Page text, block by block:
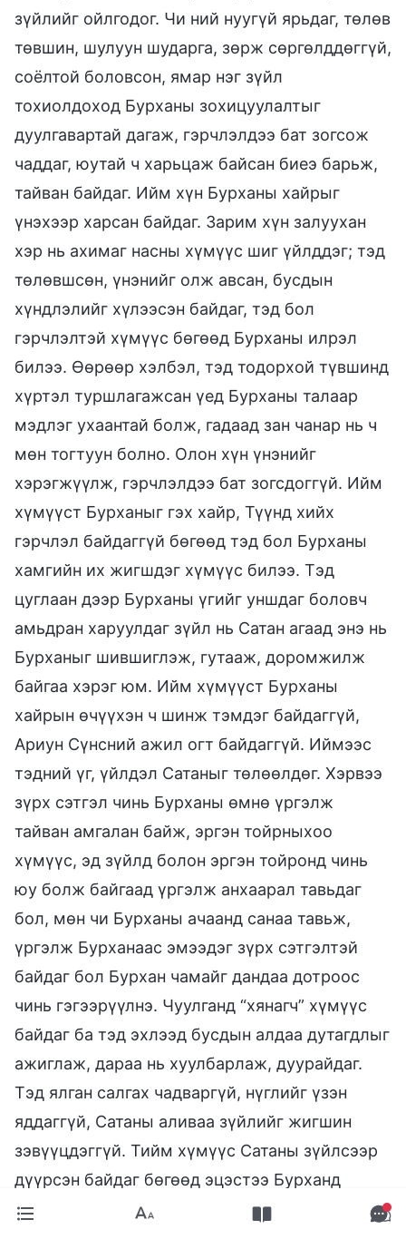
зүйлийг ойлгодог. Чи ний нуугүй ярьдаг, төлөв
төвшин, шулуун шударга, зөрж сөргөлддөггүй,
соёлтой боловсон, ямар нэг зүйл
тохиолдоход Бурханы зохицуулалтыг
дуулгавартай дагаж, гэрчлэлдээ бат зогсож
чаддаг, юутай ч харьцаж байсан биеэ барьж,
тайван байдаг. Ийм хүн Бурханы хайрыг
үнэхээр харсан байдаг. Зарим хүн залуухан
хэр нь ахимаг насны хүмүүс шиг үйлддэг; тэд
төлөвшсөн, үнэнийг олж авсан, бусдын
хүндлэлийг хүлээсэн байдаг, тэд бол
гэрчлэлтэй хүмүүс бөгөөд Бурханы илрэл
билээ. Өөрөөр хэлбэл, тэд тодорхой түвшинд
хүртэл туршлагажсан үед Бурханы талаар
мэдлэг ухаантай болж, гадаад зан чанар нь ч
мөн тогтуун болно. Олон хүн үнэнийг
хэрэгжүүлж, гэрчлэлдээ бат зогсдоггүй. Ийм
хүмүүст Бурханыг гэх хайр, Түүнд хийх
гэрчлэл байдаггүй бөгөөд тэд бол Бурханы
хамгийн их жигшдэг хүмүүс билээ. Тэд
цуглаан дээр Бурханы үгийг уншдаг боловч
амьдран харуулдаг зүйл нь Сатан агаад энэ нь
Бурханыг шившиглэж, гутааж, доромжилж
байгаа хэрэг юм. Ийм хүмүүст Бурханы
хайрын өчүүхэн ч шинж тэмдэг байдаггүй,
Ариун Сүнсний ажил огт байдаггүй. Иймээс
тэдний үг, үйлдэл Сатаныг төлөөлдөг. Хэрвээ
зүрх сэтгэл чинь Бурханы өмнө үргэлж
тайван амгалан байж, эргэн тойрныхоо
хүмүүс, эд зүйлд болон эргэн тойронд чинь
юу болж байгаад үргэлж анхаарал тавьдаг
бол, мөн чи Бурханы ачаанд санаа тавьж,
үргэлж Бурханаас эмээдэг зүрх сэтгэлтэй
байдаг бол Бурхан чамайг дандаа дотроос
чинь гэгээрүүлнэ. Чуулганд “хянагч” хүмүүс
байдаг ба тэд эхлээд бусдын алдаа дутагдлыг
ажиглаж, дараа нь хуулбарлаж, дуурайдаг.
Тэд ялган салгах чадваргүй, нүглийг үзэн
яддаггүй, Сатаны аливаа зүйлийг жигшин
зэвүүцдэггүй. Тийм хүмүүс Сатаны зүйлсээр
дүүрсэн байдаг бөгөөд эцэстээ Бурханд
бүрэн хаягдах болно. Зүрх сэтгэл чинь